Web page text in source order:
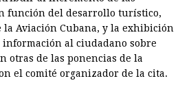
función del desarrollo turístico,
la Aviación Cubana, y la exhibición
al ciudadano sobre
otras de las ponencias de la
el comité organizador de la cita.